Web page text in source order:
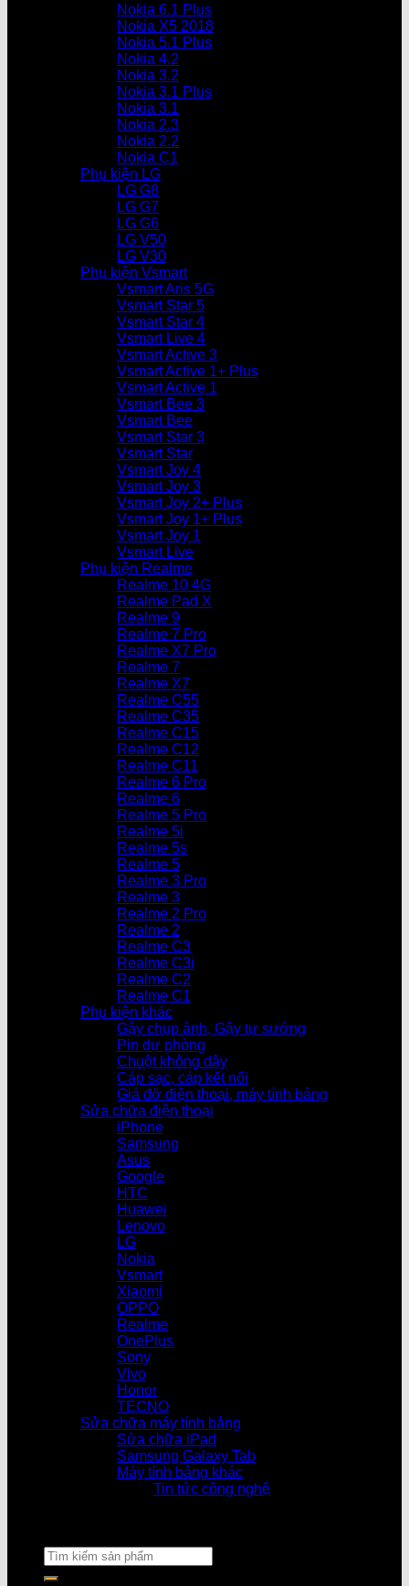
Nokia 6.1 Plus
Nokia X5 2018
Nokia 5.1 Plus
Nokia 4.2
Nokia 3.2
Nokia 3.1 Plus
Nokia 3.1
Nokia 2.3
Nokia 2.2
Nokia C1
Phụ kiện LG
LG G8
LG G7
LG G6
LG V50
LG V30
Phụ kiện Vsmart
Vsmart Aris 5G
Vsmart Star 5
Vsmart Star 4
Vsmart Live 4
Vsmart Active 3
Vsmart Active 1+ Plus
Vsmart Active 1
Vsmart Bee 3
Vsmart Bee
Vsmart Star 3
Vsmart Star
Vsmart Joy 4
Vsmart Joy 3
Vsmart Joy 2+ Plus
Vsmart Joy 1+ Plus
Vsmart Joy 1
Vsmart Live
Phụ kiện Realme
Realme 10 4G
Realme Pad X
Realme 9
Realme 7 Pro
Realme X7 Pro
Realme 7
Realme X7
Realme C55
Realme C35
Realme C15
Realme C12
Realme C11
Realme 6 Pro
Realme 6
Realme 5 Pro
Realme 5i
Realme 5s
Realme 5
Realme 3 Pro
Realme 3
Realme 2 Pro
Realme 2
Realme C3
Realme C3i
Realme C2
Realme C1
Phụ kiện khác
Gậy chụp ảnh, Gậy tự sướng
Pin dự phòng
Chuột không dây
Cáp sạc, cáp kết nối
Giá đỡ điện thoại, máy tính bảng
Sửa chữa điện thoại
iPhone
Samsung
Asus
Google
HTC
Huawei
Lenovo
LG
Nokia
Vsmart
Xiaomi
OPPO
Realme
OnePlus
Sony
Vivo
Honor
TECNO
Sửa chữa máy tính bảng
Sửa chữa iPad
Samsung Galaxy Tab
Máy tính bảng khác
Tin tức công nghệ